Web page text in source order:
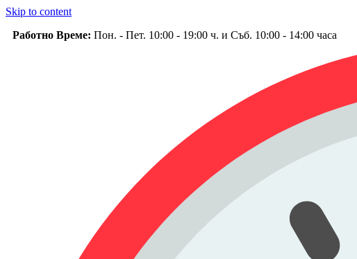
Skip to content
Работно Време: Пон. - Пет. 10:00 - 19:00 ч. и Съб. 10:00 - 14:00 часа